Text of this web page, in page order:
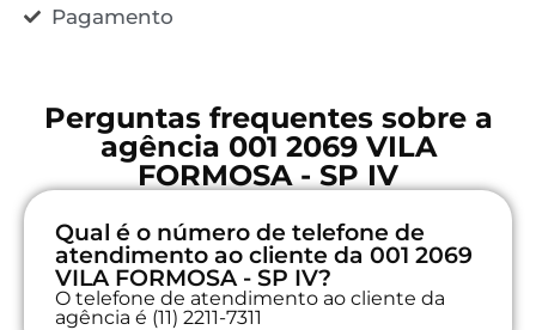
Pagamento
Perguntas frequentes sobre a
agência 001 2069 VILA
FORMOSA - SP IV
Qual é o número de telefone de
atendimento ao cliente da 001 2069
VILA FORMOSA - SP IV?
O telefone de atendimento ao cliente da
agência é (11) 2211-7311